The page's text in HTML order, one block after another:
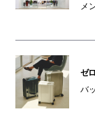
メ
ゼ
バ